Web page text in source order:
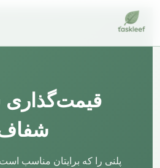
قیمت‌گذاری
پلنی را که برایتان مناسب